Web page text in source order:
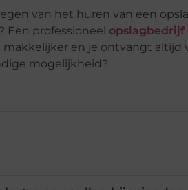
van het huren van een
Een professioneel opslagbedrijf
en je ontvangt altijd
mogelijkheid?